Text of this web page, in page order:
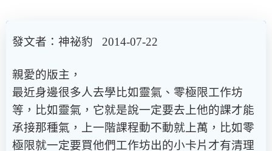
發文者：神祕豹 2014-07-22
親愛的版主，
最近身邊很多人去學比如靈氣、零極限工作坊
等，比如靈氣，它就是說一定要去上他的課才能
承接那種氣，上一階課程動不動就上萬，比如零
極限就一定要買他們工作坊出的小卡片才有清理